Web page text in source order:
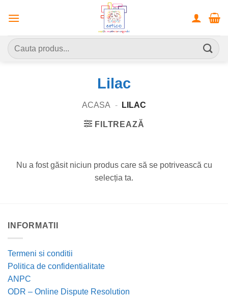
Caută
după:
Lilac
ACASA - LILAC
FILTREAZĂ
Nu a fost găsit niciun produs care să se potrivească cu
selecția ta.
INFORMATII
Termeni si conditii
Politica de confidentialitate
ANPC
ODR – Online Dispute Resolution